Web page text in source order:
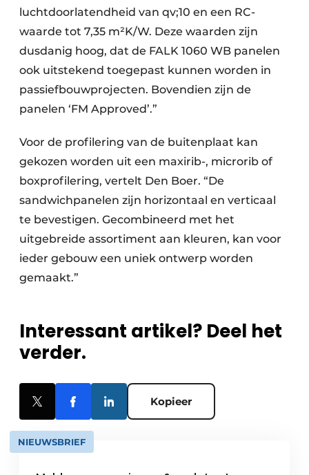
luchtdoorlatendheid van qv;10 en een RC-
waarde tot 7,35 m²K/W. Deze waarden zijn
dusdanig hoog, dat de FALK 1060 WB panelen
ook uitstekend toegepast kunnen worden in
passiefbouwprojecten. Bovendien zijn de
panelen ‘FM Approved’.”
Voor de profilering van de buitenplaat kan
gekozen worden uit een maxirib-, microrib of
boxprofilering, vertelt Den Boer. “De
sandwichpanelen zijn horizontaal en verticaal
te bevestigen. Gecombineerd met het
uitgebreide assortiment aan kleuren, kan voor
ieder gebouw een uniek ontwerp worden
gemaakt.”
Interessant artikel? Deel het
verder.
Kopieer
NIEUWSBRIEF